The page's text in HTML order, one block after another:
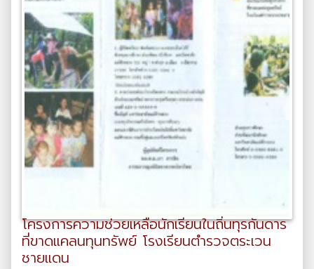
โครงการความช่วยเหลือนักเรียนในถิ่นทุรกันดาร
ที่ขาดแคลนทุนทรัพย์ โรงเรียนตำรวจตระเวน
ชายแดน